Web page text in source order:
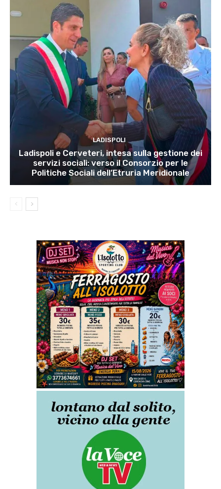
LADISPOLI
Ladispoli e Cerveteri, intesa sulla gestione dei
servizi sociali: verso il Consorzio per le
Politiche Sociali dell’Etruria Meridionale